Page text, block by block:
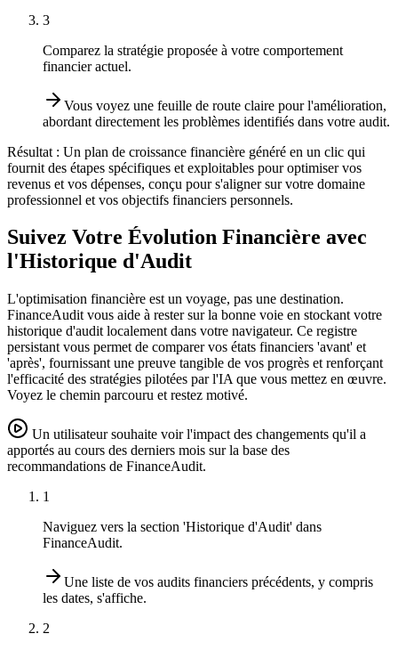
3
Comparez la stratégie proposée à votre comportement
financier actuel.
Vous voyez une feuille de route claire pour l'amélioration,
abordant directement les problèmes identifiés dans votre audit.
Résultat : Un plan de croissance financière généré en un clic qui
fournit des étapes spécifiques et exploitables pour optimiser vos
revenus et vos dépenses, conçu pour s'aligner sur votre domaine
professionnel et vos objectifs financiers personnels.
Suivez Votre Évolution Financière avec
l'Historique d'Audit
L'optimisation financière est un voyage, pas une destination.
FinanceAudit vous aide à rester sur la bonne voie en stockant votre
historique d'audit localement dans votre navigateur. Ce registre
persistant vous permet de comparer vos états financiers 'avant' et
'après', fournissant une preuve tangible de vos progrès et renforçant
l'efficacité des stratégies pilotées par l'IA que vous mettez en œuvre.
Voyez le chemin parcouru et restez motivé.
Un utilisateur souhaite voir l'impact des changements qu'il a
apportés au cours des derniers mois sur la base des
recommandations de FinanceAudit.
1
Naviguez vers la section 'Historique d'Audit' dans
FinanceAudit.
Une liste de vos audits financiers précédents, y compris
les dates, s'affiche.
2